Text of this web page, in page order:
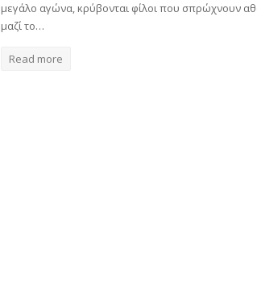
μεγάλο αγώνα, κρύβονται φίλοι που σπρώχνουν
μαζί το…
Read more